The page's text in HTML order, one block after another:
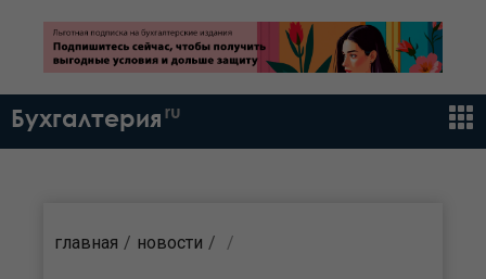
Бухгалтерия ru
главная новости